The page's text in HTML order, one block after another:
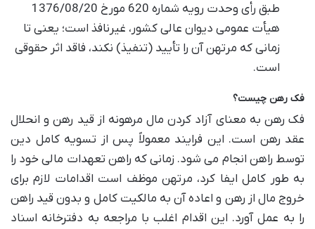
طبق رأی وحدت رویه شماره 620 مورخ 1376/08/20
هیأت عمومی دیوان عالی کشور، غیرنافذ است؛ یعنی تا
زمانی که مرتهن آن را تأیید (تنفیذ) نکند، فاقد اثر حقوقی
است.
فک رهن چیست؟
فک رهن به معنای آزاد کردن مال مرهونه از قید رهن و انحلال
عقد رهن است. این فرایند معمولاً پس از تسویه کامل دین
توسط راهن انجام می شود. زمانی که راهن تعهدات مالی خود را
به طور کامل ایفا کرد، مرتهن موظف است اقدامات لازم برای
خروج مال از رهن و اعاده آن به مالکیت کامل و بدون قید راهن
را به عمل آورد. این اقدام اغلب با مراجعه به دفترخانه اسناد